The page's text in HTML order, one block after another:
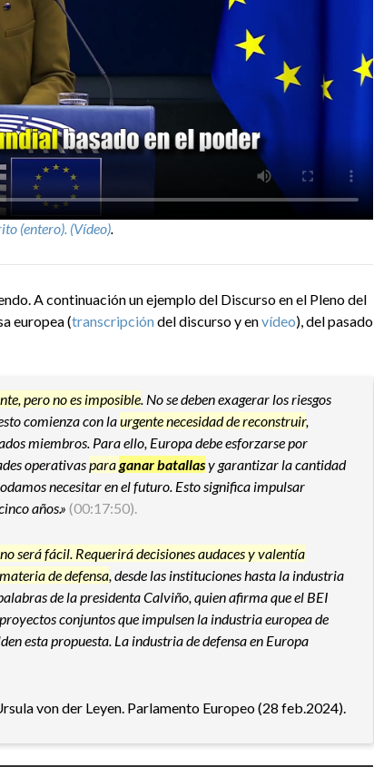
(entero). (Vídeo).
A continuación un ejemplo del Discurso en el Pleno del
europea (transcripcióndel discurso y envídeo), del pasado
pero no es imposible. No se deben exagerar los riesgos
comienza con laurgente necesidad de reconstruir,
miembros. Para ello, Europa debe esforzarse por
operativasparaganar batallasy garantizar la cantidad
necesitar en el futuro. Esto significa impulsar
años.» (00:17:50).
no será fácil. Requerirádecisiones audacesy valentía
de defensa, desde las instituciones hasta la industria
de la presidenta Calviño, quien afirma que el BEI
conjuntos que impulsen la industria europea de
esta propuesta. La industria de defensa en Europa
von der Leyen. Parlamento Europeo (28 feb.2024).